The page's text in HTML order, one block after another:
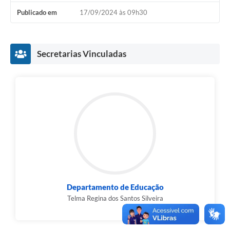
Publicado em 17/09/2024 às 09h30
Secretarias Vinculadas
Departamento de Educação
Telma Regina dos Santos Silveira